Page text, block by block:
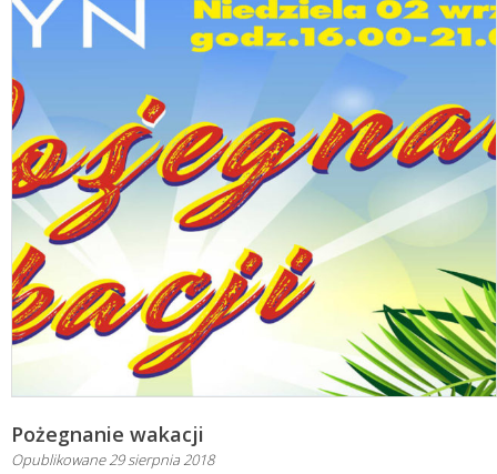
Pożegnanie wakacji
Opublikowane29 sierpnia 2018